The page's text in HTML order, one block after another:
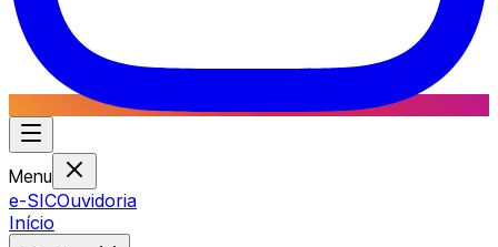
Menu
e-SICOuvidoria
Início